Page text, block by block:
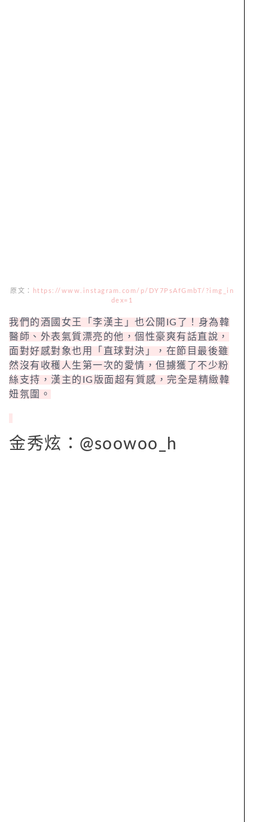
原文：
https://www.instagram.com/p/DY7PsAfGmbT/?img_in
dex=1
我們的酒國女王「李漢主」也公開IG了！身為韓
醫師、外表氣質漂亮的他，個性豪爽有話直說，
面對好感對象也用「直球對決」，在節目最後雖
然沒有收穫人生第一次的愛情，但擄獲了不少粉
絲支持，漢主的IG版面超有質感，完全是精緻韓
妞氛圍。
金秀炫：@soowoo_h